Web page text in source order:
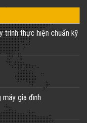
trình thực hiện chuẩn kỹ
gia đình